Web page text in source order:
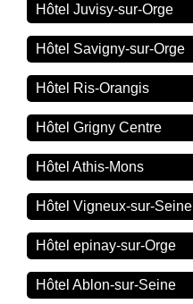
Hôtel Juvisy-sur-Orge
Hôtel Savigny-sur-Orge
Hôtel Ris-Orangis
Hôtel Grigny Centre
Hôtel Athis-Mons
Hôtel Vigneux-sur-Seine
Hôtel epinay-sur-Orge
Hôtel Ablon-sur-Seine